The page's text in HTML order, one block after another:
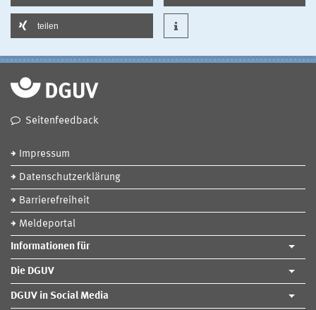
teilen
Seitenfeedback
Impressum
Datenschutzerklärung
Barrierefreiheit
Meldeportal
Informationen für
Die DGUV
DGUV in Social Media